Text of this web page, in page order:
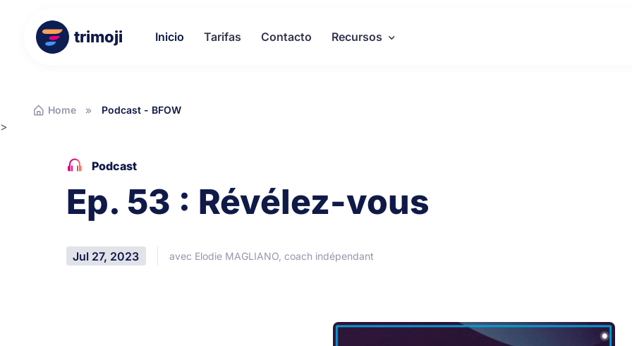
trimoji Inicio Tarifas Contacto Recursos
Home Podcast - BFOW
>
Podcast
Ep. 53 : Révélez-vous
Jul 27, 2023 avec Elodie MAGLIANO, coach indépendant